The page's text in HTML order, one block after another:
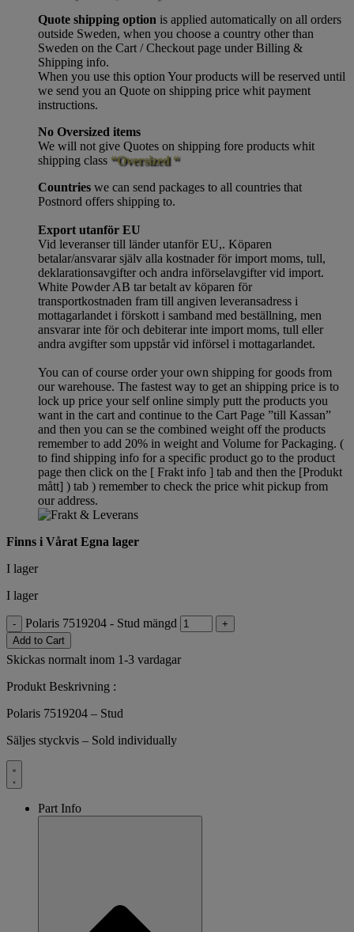
Quote shipping option is applied automatically on all orders
outside Sweden, when you choose a country other than
Sweden on the Cart / Checkout page under Billing &
Shipping info.
When you use this option Your products will be reserved until
we send you an Quote on shipping price whit payment
instructions.
No Oversized items
We will not give Quotes on shipping fore products whit
shipping class “Oversized “
Countries we can send packages to all countries that
Postnord offers shipping to.
Export utanför EU
Vid leveranser till länder utanför EU,. Köparen
betalar/ansvarar själv alla kostnader för import moms, tull,
deklarationsavgifter och andra införselavgifter vid import.
White Powder AB tar betalt av köparen för
transportkostnaden fram till angiven leveransadress i
mottagarlandet i förskott i samband med beställning, men
ansvarar inte för och debiterar inte import moms, tull eller
andra avgifter som uppstår vid införsel i mottagarlandet.
You can of course order your own shipping for goods from
our warehouse. The fastest way to get an shipping price is to
lock up price your self online simply putt the products you
want in the cart and continue to the Cart Page ”till Kassan”
and then you can se the combined weight off the products
remember to add 20% in weight and Volume for Packaging. (
to find shipping info for a specific product go to the product
page then click on the [ Frakt info ] tab and then the [Produkt
mått] ) tab ) rememberto check the price whit pickup from
our address.
Finns i Vårat Egna lager
I lager
I lager
- Polaris 7519204 - Stud mängd
+
Add to Cart
Skickas normalt inom 1-3 vardagar
Produkt Beskrivning :
Polaris 7519204 – Stud
Säljes styckvis – Sold individually
Part Info